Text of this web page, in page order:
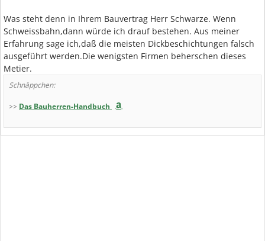
Was steht denn in Ihrem Bauvertrag Herr Schwarze. Wenn
Schweissbahn,dann würde ich drauf bestehen. Aus meiner
Erfahrung sage ich,daß die meisten Dickbeschichtungen falsch
ausgeführt werden.Die wenigsten Firmen beherschen dieses
Metier.
Schnäppchen:
>> Das Bauherren-Handbuch